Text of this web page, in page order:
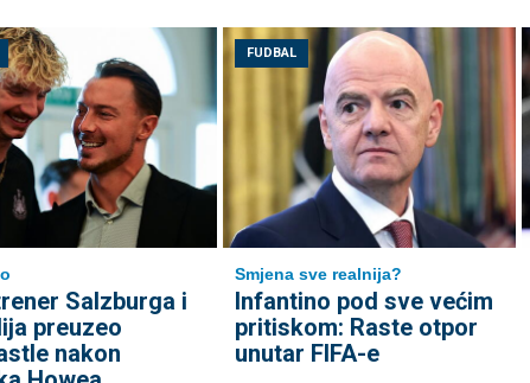
Salzburga i
preuzeo
nakon
FUDBAL
Smjena sve realnija?
Infantino pod sve većim
pritiskom: Raste otpor
unutar FIFA-e